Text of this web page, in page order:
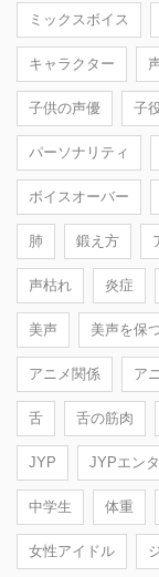
ミックスボイス
キャラクター
子供の声優 子
パーソナリティ
ボイスオーバー
肺 鍛え方
声枯れ 炎症
美声 美声を保
アニメ関係 ア
舌 舌の筋肉
JYP JYPエン
中学生 体重
女性アイドル